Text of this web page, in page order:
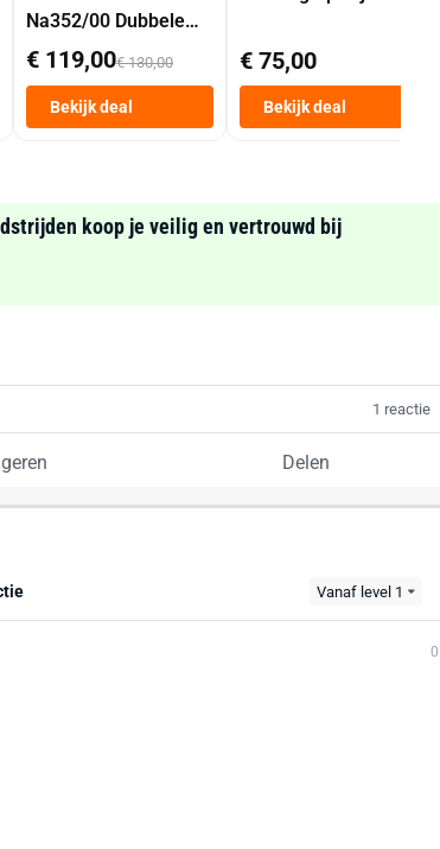
Na352/00 Dubbele
Mand 9 L Tot 6
Personen
Heteluchtfriteuse
Zwart
€ 119,00€ 130,00
Bekijk deal
€ 75,00
Bekijk deal
koop je veilig en vertrouwd bij
1 reactie
Delen
Vanaf level 1
0